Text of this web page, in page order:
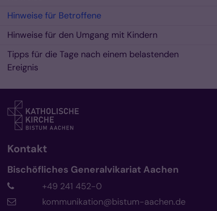
Hinweise für Betroffene
Hinweise für den Umgang mit Kindern
Tipps für die Tage nach einem belastenden
Ereignis
Kontakt
Bischöfliches Generalvikariat Aachen
+49 241 452-0
kommunikation@bistum-aachen.de